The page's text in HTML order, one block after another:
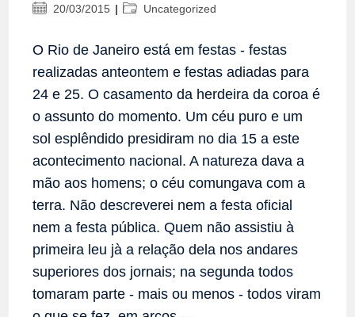
Post20/03/2015
Categoria
Uncategorized
O Rio de Janeiro está em festas - festas
realizadas anteontem e festas adiadas para
24 e 25. O casamento da herdeira da coroa é
o assunto do momento. Um céu puro e um
sol esplêndido presidiram no dia 15 a este
acontecimento nacional. A natureza dava a
mão aos homens; o céu comungava com a
terra. Não descreverei nem a festa oficial
nem a festa pública. Quem não assistiu à
primeira leu jà a relação dela nos andares
superiores dos jornais; na segunda todos
tomaram parte - mais ou menos - todos viram